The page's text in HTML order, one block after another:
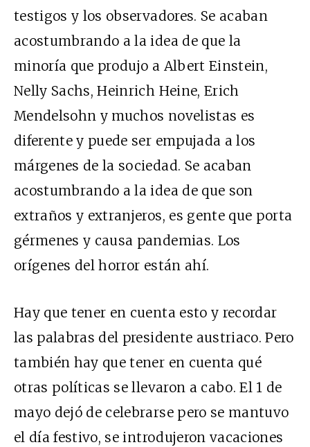
testigos y los observadores. Se acaban
acostumbrando a la idea de que la
minoría que produjo a Albert Einstein,
Nelly Sachs, Heinrich Heine, Erich
Mendelsohn y muchos novelistas es
diferente y puede ser empujada a los
márgenes de la sociedad. Se acaban
acostumbrando a la idea de que son
extraños y extranjeros, es gente que porta
gérmenes y causa pandemias. Los
orígenes del horror están ahí.
Hay que tener en cuenta esto y recordar
las palabras del presidente austriaco. Pero
también hay que tener en cuenta qué
otras políticas se llevaron a cabo. El 1 de
mayo dejó de celebrarse pero se mantuvo
el día festivo, se introdujeron vacaciones